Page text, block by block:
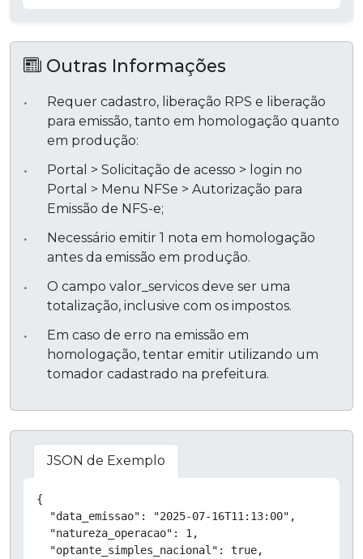
Outras Informações
Requer cadastro, liberação RPS e liberação
para emissão, tanto em homologação quanto
em produção:
Portal > Solicitação de acesso > login no
Portal > Menu NFSe > Autorização para
Emissão de NFS-e;
Necessário emitir 1 nota em homologação
antes da emissão em produção.
O campo valor_servicos deve ser uma
totalização, inclusive com os impostos.
Em caso de erro na emissão em
homologação, tentar emitir utilizando um
tomador cadastrado na prefeitura.
JSON de Exemplo
{
  "data_emissao": "2025-07-16T11:13:00",
  "natureza_operacao": 1,
  "optante_simples_nacional": true,